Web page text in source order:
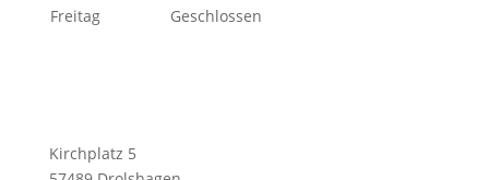
Freitag
Geschlossen
Kirchplatz 5